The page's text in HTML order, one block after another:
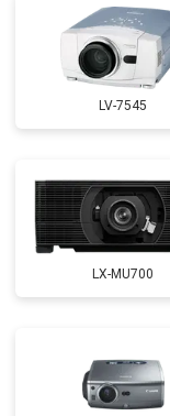
LV-7545
LX-MU700